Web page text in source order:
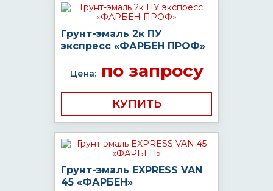
Грунт-эмаль 2к ПУ
экспресс «ФАРБЕН ПРОФ»
Цена:по запросу
КУПИТЬ
Грунт-эмаль EXPRESS VAN
45 «ФАРБЕН»